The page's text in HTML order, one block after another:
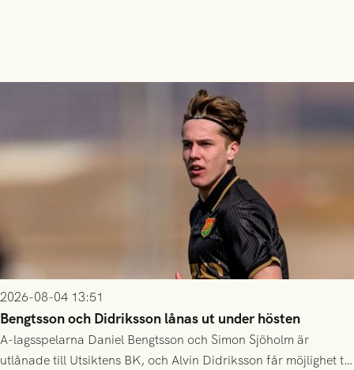
2026-08-04 13:51
Bengtsson och Didriksson lånas ut under hösten
A-lagsspelarna Daniel Bengtsson och Simon Sjöholm är
utlånade till Utsiktens BK, och Alvin Didriksson får möjlighet till